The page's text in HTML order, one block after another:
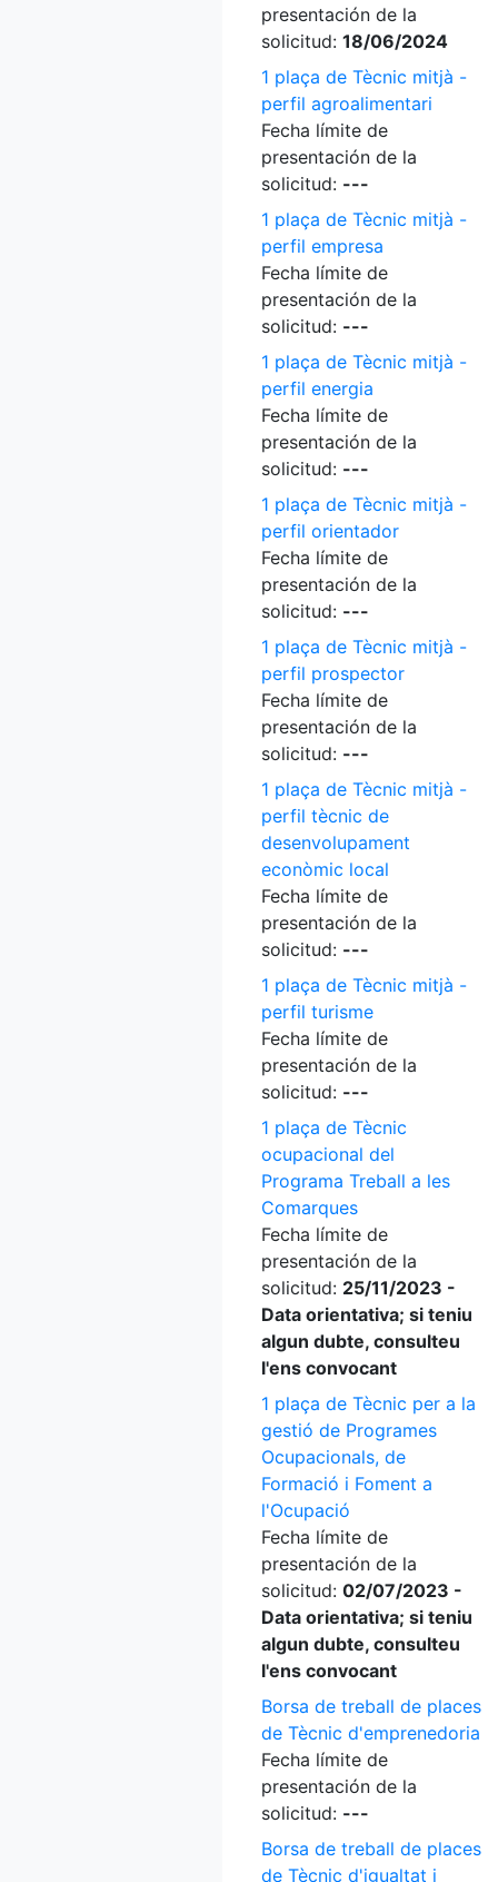
presentación de la
solicitud: 18/06/2024
1 plaça de Tècnic mitjà -
perfil agroalimentari
Fecha límite de
presentación de la
solicitud: ---
1 plaça de Tècnic mitjà -
perfil empresa
Fecha límite de
presentación de la
solicitud: ---
1 plaça de Tècnic mitjà -
perfil energia
Fecha límite de
presentación de la
solicitud: ---
1 plaça de Tècnic mitjà -
perfil orientador
Fecha límite de
presentación de la
solicitud: ---
1 plaça de Tècnic mitjà -
perfil prospector
Fecha límite de
presentación de la
solicitud: ---
1 plaça de Tècnic mitjà -
perfil tècnic de
desenvolupament
econòmic local
Fecha límite de
presentación de la
solicitud: ---
1 plaça de Tècnic mitjà -
perfil turisme
Fecha límite de
presentación de la
solicitud: ---
1 plaça de Tècnic
ocupacional del
Programa Treball a les
Comarques
Fecha límite de
presentación de la
solicitud: 25/11/2023 -
Data orientativa; si teniu
algun dubte, consulteu
l'ens convocant
1 plaça de Tècnic per a la
gestió de Programes
Ocupacionals, de
Formació i Foment a
l'Ocupació
Fecha límite de
presentación de la
solicitud: 02/07/2023 -
Data orientativa; si teniu
algun dubte, consulteu
l'ens convocant
Borsa de treball de places
de Tècnic d'emprenedoria
Fecha límite de
presentación de la
solicitud: ---
Borsa de treball de places
de Tècnic d'igualtat i